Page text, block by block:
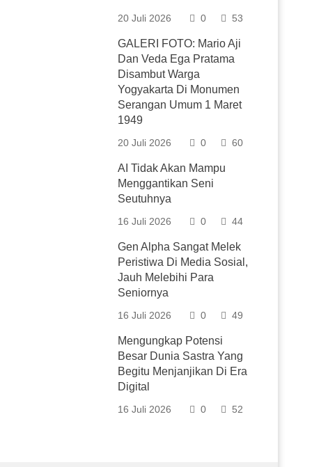
20 Juli 2026 0 53
GALERI FOTO: Mario Aji
Dan Veda Ega Pratama
Disambut Warga
Yogyakarta Di Monumen
Serangan Umum 1 Maret
1949
20 Juli 2026 0 60
AI Tidak Akan Mampu
Menggantikan Seni
Seutuhnya
16 Juli 2026 0 44
Gen Alpha Sangat Melek
Peristiwa Di Media Sosial,
Jauh Melebihi Para
Seniornya
16 Juli 2026 0 49
Mengungkap Potensi
Besar Dunia Sastra Yang
Begitu Menjanjikan Di Era
Digital
16 Juli 2026 0 52